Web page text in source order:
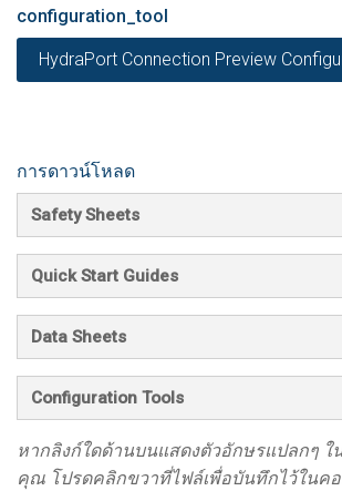
configuration_tool
HydraPort Connection Preview
การดาวน์โหลด
Safety Sheets
Quick Start Guides
Data Sheets
Configuration Tools
หากลิงก์ใดด้านบนแสดงตัวอักษรแปลกๆ ใ
คุณ โปรดคลิกขวาที่ไฟล์เพื่อบันทึกไว้ในค